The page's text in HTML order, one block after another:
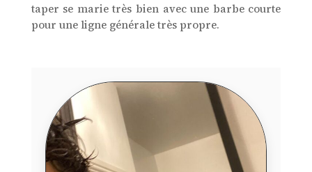
taper se marie très bien avec une barbe courte
pour une ligne générale très propre.